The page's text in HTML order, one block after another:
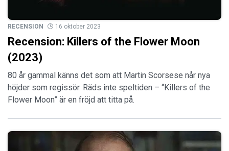
RECENSION 16 oktober 2023
Recension: Killers of the Flower Moon
(2023)
80 år gammal känns det som att Martin Scorsese når nya
höjder som regissör. Räds inte speltiden – “Killers of the
Flower Moon” är en fröjd att titta på.